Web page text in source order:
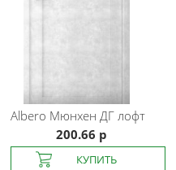
Albero Мюнхен ДГ лофт
200.66 р